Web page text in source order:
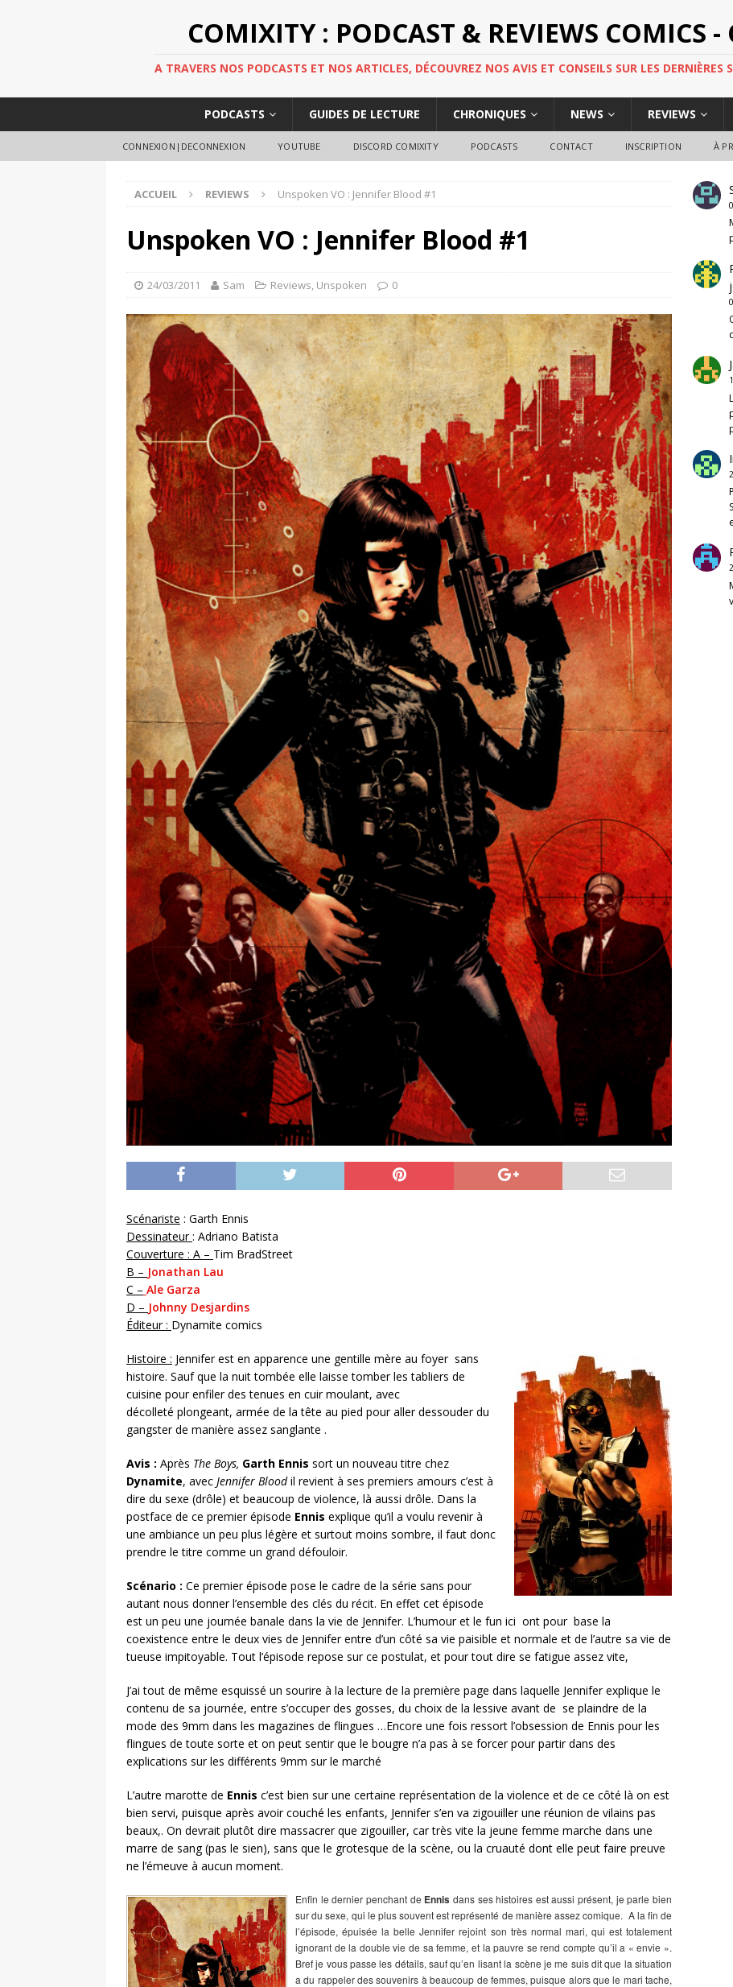
COMIXITY : PODCAST & REVIEWS COMICS
A TRAVERS NOS PODCASTS ET NOS ARTICLES, DÉCOUVREZ NOS AVIS ET CONSEILS SUR LES DERNIÈRES
PODCASTS GUIDES DE LECTURE CHRONIQUES NEWS REVIEWS
CONNEXION|DECONNEXION YOUTUBE DISCORD COMIXITY PODCASTS CONTACT INSCRIPTION À
ACCUEIL REVIEWS Unspoken VO : Jennifer Blood #1
Unspoken VO : Jennifer Blood #1
24/03/2011 Sam Reviews, Unspoken 0
Scénariste : Garth Ennis
Dessinateur: Adriano Batista
Couverture : A – Tim BradStreet
B – Jonathan Lau
C – Ale Garza
D – Johnny Desjardins
Éditeur : Dynamite comics
Histoire : Jennifer est en apparence une gentille mère au foyer sans
histoire. Sauf que la nuit tombée elle laisse tomber les tabliers de
cuisine pour enfiler des tenues en cuir moulant, avec
décolleté plongeant, armée de la tête au pied pour aller dessouder du
gangster de manière assez sanglante .
Avis : Après The Boys, Garth Ennis sort un nouveau titre chez
Dynamite, avec Jennifer Bloodil revient à ses premiers amours c’est à
dire du sexe (drôle) et beaucoup de violence, là aussi drôle. Dans la
postface de ce premier épisode Ennis explique qu’il a voulu revenir à
une ambiance un peu plus légère et surtout moins sombre, il faut donc
prendre le titre comme un grand défouloir.
Scénario : Ce premier épisode pose le cadre de la série sans pour
autant nous donner l’ensemble des clés du récit. En effet cet épisode
est un peu une journée banale dans la vie de Jennifer. L’humour et le fun ici ont pour base la
coexistence entre le deux vies de Jennifer entre d’un côté sa vie paisible et normale et de l’autre sa vie de
tueuse impitoyable. Tout l’épisode repose sur ce postulat, et pour tout dire se fatigue assez vite,
J’ai tout de même esquissé un sourire à la lecture de la première page dans laquelle Jennifer explique le
contenu de sa journée, entre s’occuper des gosses, du choix de la lessive avant de se plaindre de la
mode des 9mm dans les magazines de flingues …Encore une fois ressort l’obsession de Ennis pour les
flingues de toute sorte et on peut sentir que le bougre n’a pas à se forcer pour partir dans des
explications sur les différents 9mm sur le marché
L’autre marotte de Ennis c’est bien sur une certaine représentation de la violence et de ce côté là on est
bien servi, puisque après avoir couché les enfants, Jennifer s’en va zigouiller une réunion de vilains pas
beaux,. On devrait plutôt dire massacrer que zigouiller, car très vite la jeune femme marche dans une
marre de sang (pas le sien), sans que le grotesque de la scène, ou la cruauté dont elle peut faire preuve
ne l’émeuve à aucun moment.
Enfin le dernier penchant de Ennis dans ses histoires est aussi présent, je parle bien
sur du sexe, qui le plus souvent est représenté de manière assez comique. A la fin de
l’épisode, épuisée la belle Jennifer rejoint son très normal mari, qui est totalement
ignorant de la double vie de sa femme, et la pauvre se rend compte qu’il a « envie ».
Bref je vous passe les détails, sauf qu’en lisant la scène je me suis dit que la situation
a du rappeler des souvenirs à beaucoup de femmes, puisque alors que le mari tache,